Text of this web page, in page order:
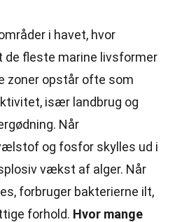
i havet, hvor
de fleste marine livsformer
zoner opstår ofte som
især landbrug og
Når
og fosfor skylles ud i
vækst af alger. Når
forbruger bakterierne ilt,
forhold. Hvor mange